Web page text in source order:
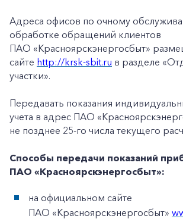
Адреса офисов по очному
обработке обращений клиентов
ПАО «Красноярскэнергосбыт»
сайте http://krsk-sbit.ru в разделе
участки».
Передавать показания
учета в адрес ПАО
не позднее 25-го числа текущего
Способы передачи показаний
ПАО «Красноярскэнергосбыт»:
на официальном сайте
ПАО «Красноярскэнергосбыт»